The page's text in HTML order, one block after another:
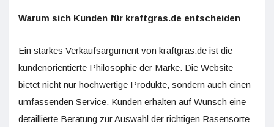
Warum sich Kunden für kraftgras.de entscheiden
Ein starkes Verkaufsargument von kraftgras.de ist die
kundenorientierte Philosophie der Marke. Die Website
bietet nicht nur hochwertige Produkte, sondern auch einen
umfassenden Service. Kunden erhalten auf Wunsch eine
detaillierte Beratung zur Auswahl der richtigen Rasensorte